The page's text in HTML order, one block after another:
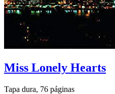
Miss Lonely Hearts
Tapa dura, 76 páginas